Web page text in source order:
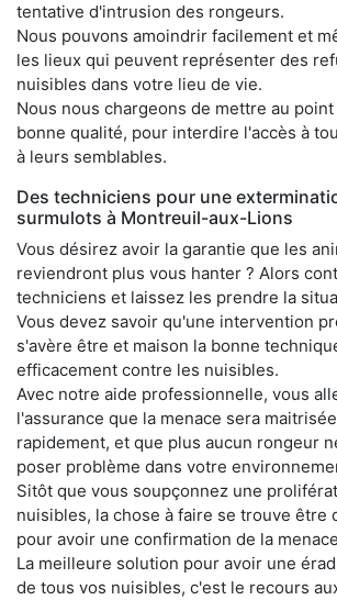
tentative d'intrusion des rongeurs.
Nous pouvons amoindrir facilement et
les lieux qui peuvent représenter des
nuisibles dans votre lieu de vie.
Nous nous chargeons de mettre au
bonne qualité, pour interdire l'accès à
à leurs semblables.
Des techniciens pour une
surmulots à Montreuil-aux-Lions
Vous désirez avoir la garantie que les
reviendront plus vous hanter ? Alors
techniciens et laissez les prendre la
Vous devez savoir qu'une intervention
s'avère être et maison la bonne
efficacement contre les nuisibles.
Avec notre aide professionnelle, vous
l'assurance que la menace sera
rapidement, et que plus aucun rongeur
poser problème dans votre
Sitôt que vous soupçonnez une
nuisibles, la chose à faire se trouve être
pour avoir une confirmation de la
La meilleure solution pour avoir une
de tous vos nuisibles, c'est le recours